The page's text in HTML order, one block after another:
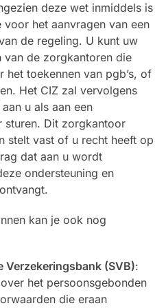
deze wet inmiddels is
het aanvragen van een
de regeling. U kunt uw
van de zorgkantoren die
toekennen van pgb’s, of
Het CIZ zal vervolgens
u als aan een
sturen. Dit zorgkantoor
stelt vast of u recht heeft op
dat aan u wordt
ondersteuning en
kan je ook nog
Verzekeringsbank (SVB):
het persoonsgebonden
die eraan